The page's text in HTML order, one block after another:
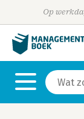
Op